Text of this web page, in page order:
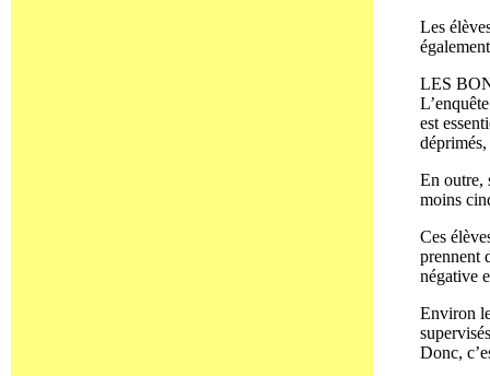
Les
LES
est
En outre,
moins
Ces
prennent
négative
Environ
Donc,